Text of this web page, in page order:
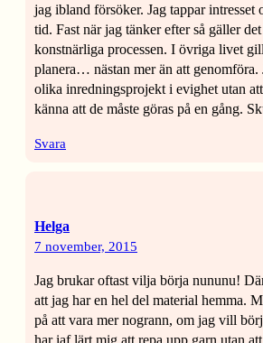
jag ibland försöker. Jag tappar intresset
tid. Fast när jag tänker efter så gäller
konstnärliga processen. I övriga livet
planera… nästan mer än att genomföra.
olika inredningsprojekt i evighet utan
känna att de måste göras på en gång.
Svara
Helga
7 november, 2015
Jag brukar oftast vilja börja nununu!
att jag har en hel del material hemma.
på att vara mer nogrann, om jag vill
har iaf lärt mig att repa upp garn utan